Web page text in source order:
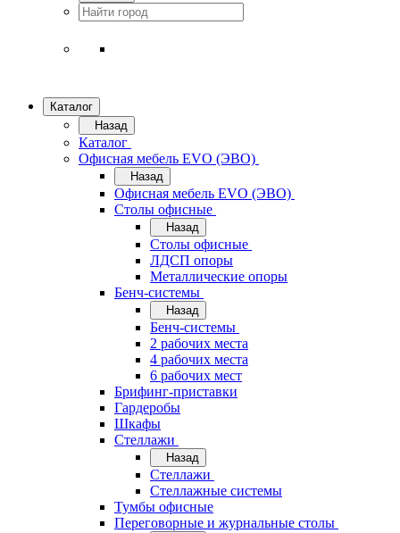
Каталог
Назад
Каталог
Офисная мебель EVO (ЭВО)
Назад
Офисная мебель EVO (ЭВО)
Cтолы офисные
Назад
Cтолы офисные
ЛДСП опоры
Металлические опоры
Бенч-системы
Назад
Бенч-системы
2 рабочих места
4 рабочих места
6 рабочих мест
Брифинг-приставки
Гардеробы
Шкафы
Стеллажи
Назад
Стеллажи
Стеллажные системы
Тумбы офисные
Переговорные и журнальные столы